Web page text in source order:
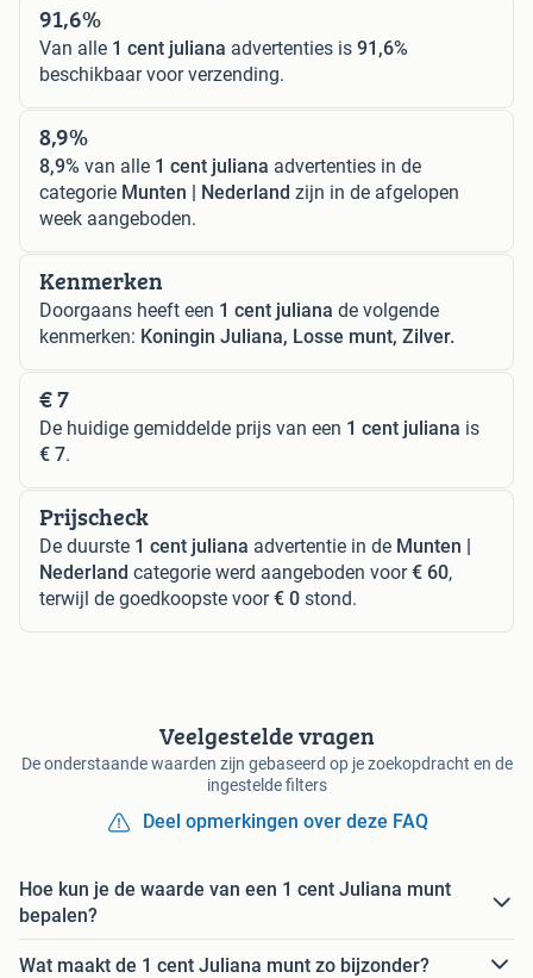
91,6%
Van alle 1 cent juliana advertenties is 91,6%
beschikbaar voor verzending.
8,9%
8,9% van alle 1 cent juliana advertenties in de
categorie Munten | Nederland zijn in de afgelopen
week aangeboden.
Kenmerken
Doorgaans heeft een 1 cent juliana de volgende
kenmerken: Koningin Juliana, Losse munt, Zilver.
€ 7
De huidige gemiddelde prijs van een 1 cent juliana is
€ 7.
Prijscheck
De duurste 1 cent juliana advertentie in de Munten |
Nederland categorie werd aangeboden voor€ 60,
terwijl de goedkoopste voor€ 0 stond.
Veelgestelde vragen
De onderstaande waarden zijn gebaseerd op je zoekopdracht en de
ingestelde filters
Deel opmerkingen over deze FAQ
Hoe kun je de waarde van een 1 cent Juliana munt
bepalen?
Wat maakt de 1 cent Juliana munt zo bijzonder?